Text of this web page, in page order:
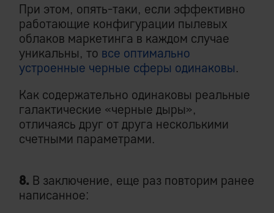
При этом, опять-таки, если эффективно
работающие конфигурации пылевых
облаков маркетинга в каждом случае
уникальны, то все оптимально
устроенные черные сферы одинаковы.
Как содержательно одинаковы реальные
галактические «черные дыры»,
отличаясь друг от друга несколькими
счетными параметрами.
8. В заключение, еще раз повторим ранее
написанное: